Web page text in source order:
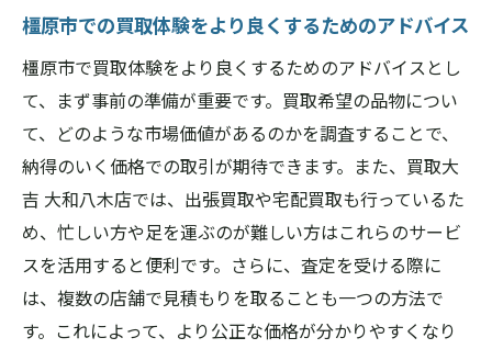
個別対応の強み
奈良県橿原市での買取サービスの充実
買取方法の選択肢とその特徴
お客様満足度を高めるための取り組み
公正な価格を提供する買取大吉大和八木店の秘
密
市場価格に基づく公正な査定
透明性のある価格設定
買取価格の根拠とその説明
橿原市での買取体験をより良くするためのアドバイス
橿原市で買取体験をより良くするためのアドバイスとし
て、まず事前の準備が重要です。買取希望の品物につい
て、どのような市場価値があるのかを調査することで、
納得のいく価格での取引が期待できます。また、買取大
吉 大和八木店では、出張買取や宅配買取も行っているた
め、忙しい方や足を運ぶのが難しい方はこれらのサービ
スを活用すると便利です。さらに、査定を受ける際に
は、複数の店舗で見積もりを取ることも一つの方法で
す。これによって、より公正な価格が分かりやすくなり